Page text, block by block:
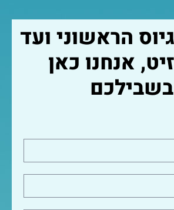
הראשוני ועד
אנחנו כאן
בשבילכם